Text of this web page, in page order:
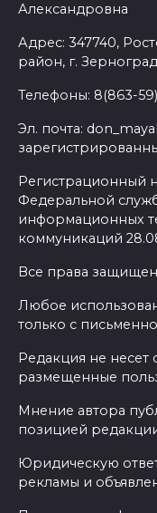
Александровна
Адрес: 347740,
район, г.
Телефоны: 8(863-59)
Эл. почта:
Регистрационный
Федеральной
информационных
коммуникаций
Все права
Любое
только с
Редакция не несет
размещенные
Мнение автора
позицией
Юридическую
рекламы и